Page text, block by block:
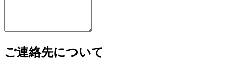
ご連絡先について